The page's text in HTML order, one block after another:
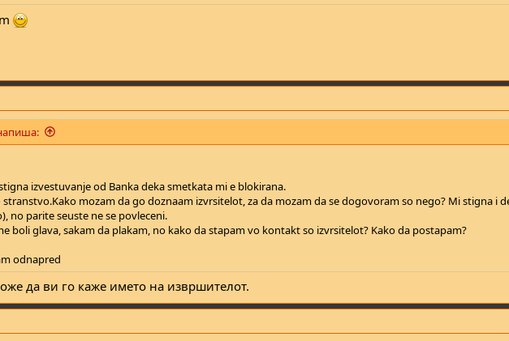
izvestuvanje od Banka deka smetkata mi e blokirana.
stranstvo.Kako mozam da go doznaam izvrsitelot, za da mozam da se dogovoram so nego? Mi stigna i
no parite seuste ne se povleceni.
boli glava, sakam da plakam, no kako da stapam vo kontakt so izvrsitelot? Kako da postapam?
odnapred
да ви го каже името на извршителот.